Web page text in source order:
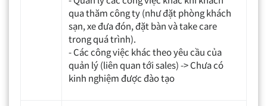
qua thăm công ty (như đặt phòng khách
sạn, xe đưa đón, đặt bàn và take care
trong quá trình).
- Các công việc khác theo yêu cầu của
quản lý (liên quan tới sales) -> Chưa có
kinh nghiệm được đào tạo